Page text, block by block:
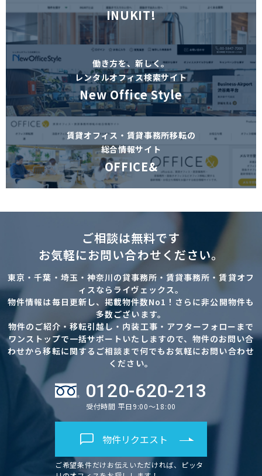
INUKIT!
働き方を、新しく。
レンタルオフィス検索サイト
New Office Style
賃貸オフィス・賃貸事務所移転の
総合情報サイト
OFFICE&
ご相談は無料です
お気軽にお問い合わせください。
東京・千葉・埼玉・神奈川の貸事務所・賃貸事務所・賃貸オフ
ィスならライヴェックス。
物件情報は毎日更新し、掲載物件数No1！さらに非公開物件も
多数ございます。
物件のご紹介・移転引越し・内装工事・アフターフォローまで
ワンストップで一括サポートいたしますので、物件のお問い合
わせから移転に関するご相談まで何でもお気軽にお問い合わせ
ください。
0120-620-213
受付時間 平日9:00～18:00
物件リクエスト
ご希望条件だけお伝えいただければ、ピッタ